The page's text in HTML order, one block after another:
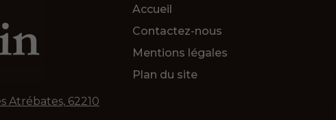
Atrébates, 62210
Accueil
Contactez-nous
Mentions légales
Plan du site